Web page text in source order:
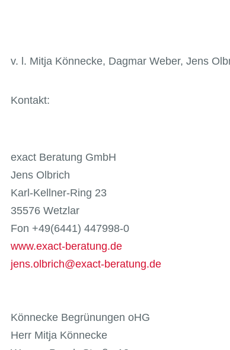
v. l. Mitja Könnecke, Dagmar Weber, Jens
Kontakt:
exact Beratung GmbH
Jens Olbrich
Karl-Kellner-Ring 23
35576 Wetzlar
Fon +49(6441) 447998-0
www.exact-beratung.de
jens.olbrich@exact-beratung.de
Könnecke Begrünungen oHG
Herr Mitja Könnecke